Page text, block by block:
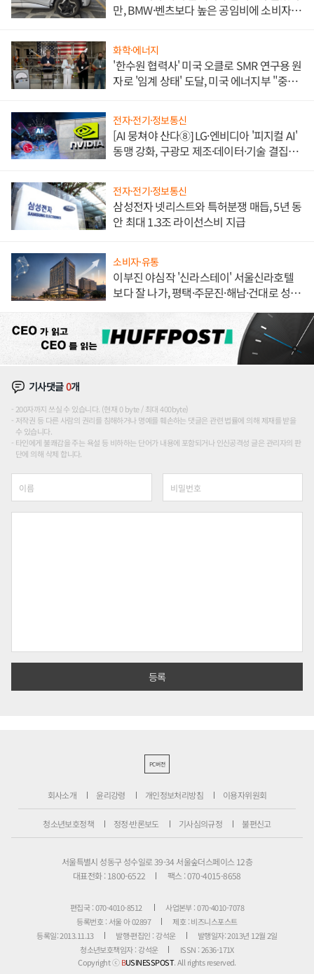
만, BMW·벤츠보다 높은 공임비에 소비자
화학·에너지
'한수원 협력사' 미국 오클로 SMR 연구용 원
자로 '임계 상태' 도달, 미국 에너지부 "중요
전자·전기·정보통신
[AI 뭉쳐야 산다⑧] LG·엔비디아 '피지컬 AI'
동맹 강화, 구광모 제조·데이터·기술 결집
전자·전기·정보통신
삼성전자 넷리스트와 특허분쟁 매듭, 5년 동
안 최대 1.3조 라이선스비 지급
소비자·유통
이부진 야심작 '신라스테이' 서울신라호텔
보다 잘 나가, 평택·주문진·해남·건대로 성
기사댓글0개
200자까지 쓰실 수 있습니다. (현재 0 byte / 최대 400byte)
저작권 등 다른 사람의 권리를 침해하거나 명예를 훼손하는 댓글은 관련 법률에 의해 제재를 받을
수 있습니다.
타인에게 불쾌감을 주는 욕설 등 비하하는 단어가 내용에 포함되거나 인신공격성 글은 관리자의 판
단에 의해 삭제 합니다.
PC버전
회사소개 윤리강령 개인정보처리방침 이용자위원회
청소년보호정책 정정·반론보도 기사심의규정 불편신고
서울특별시 성동구 성수일로 39-34 서울숲더스페이스 12층
대표전화 : 1800-6522
팩스 : 070-4015-8658
편집국 : 070-4010-8512
사업본부 : 070-4010-7078
등록번호 : 서울 아 02897
제호 : 비즈니스포스트
등록일: 2013.11.13
발행·편집인 : 강석운
발행일자: 2013년 12월 2일
청소년보호책임자 : 강석운
ISSN : 2636-171X
Copyright ⓒBUSINESSPOST. All rights reserved.